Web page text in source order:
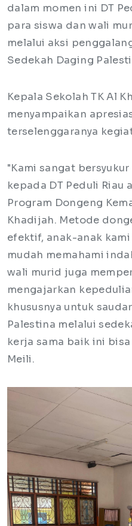
dalam momen ini DT
para siswa dan wali
melalui aksi
Sedekah Daging
​Kepala Sekolah TK Al
menyampaikan
terselenggaranya
​"Kami sangat
kepada DT Peduli Riau
Program Dongeng
Khadijah. Metode
efektif, anak-anak
mudah memahami
wali murid juga
mengajarkan
khususnya untuk
Palestina melalui
kerja sama baik ini
Meili.